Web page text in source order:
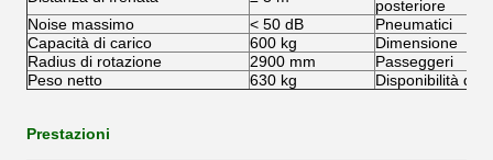
posteriore
Noise massimo
< 50 dB
Pneumatici
Capacità di carico
600 kg
Dimensione
Radius di rotazione
2900 mm
Passeggeri
Peso netto
630 kg Disponibilità dal
Prestazioni